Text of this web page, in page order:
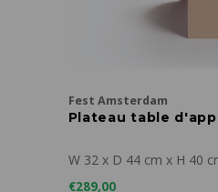
Fest Amsterdam
Plateau table
W 32 x D 44 cm x H 40
€289,00